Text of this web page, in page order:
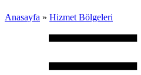
Anasayfa » Hizmet Bölgeleri